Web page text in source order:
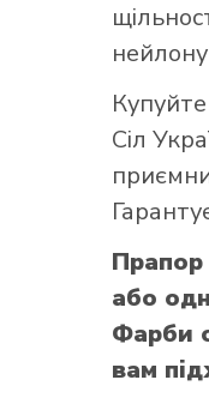
Купуйте
Сіл
Прапор
або
Фарби
вам